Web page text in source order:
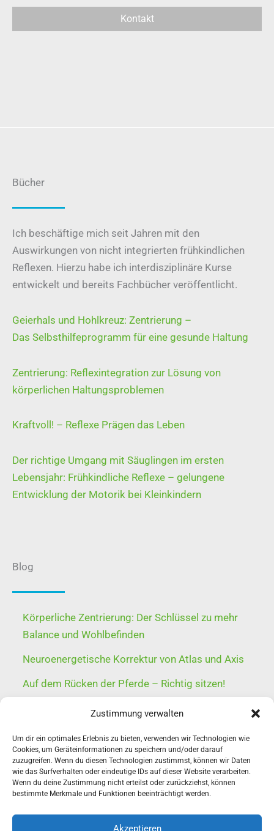
Zustimmung verwalten
Um dir ein optimales Erlebnis zu bieten, verwenden wir Technologien wie
Cookies, um Geräteinformationen zu speichern und/oder darauf
zuzugreifen. Wenn du diesen Technologien zustimmst, können wir Daten
wie das Surfverhalten oder eindeutige IDs auf dieser Website verarbeiten.
Wenn du deine Zustimmung nicht erteilst oder zurückziehst, können
bestimmte Merkmale und Funktionen beeinträchtigt werden.
Akzeptieren
Kontakt
Bücher
Ich beschäftige mich seit Jahren mit den
Auswirkungen von nicht integrierten frühkindlichen
Reflexen. Hierzu habe ich interdisziplinäre Kurse
entwickelt und bereits Fachbücher veröffentlicht.
Geierhals und Hohlkreuz: Zentrierung –
Das Selbsthilfeprogramm für eine gesunde Haltung
Zentrierung: Reflexintegration zur Lösung von
körperlichen Haltungsproblemen
Kraftvoll! – Reflexe Prägen das Leben
Der richtige Umgang mit Säuglingen im ersten
Lebensjahr: Frühkindliche Reflexe – gelungene
Entwicklung der Motorik bei Kleinkindern
Blog
Körperliche Zentrierung: Der Schlüssel zu mehr
Balance und Wohlbefinden
Neuroenergetische Korrektur von Atlas und Axis
Auf dem Rücken der Pferde – Richtig sitzen!
WingTsun unterstützt Körperentwicklung
Schluss mit dem Stretching-Unsinn – Dehnen
schützt Ihre Muskulatur nicht